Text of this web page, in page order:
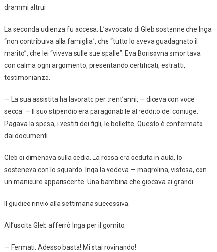
drammi altrui.
La seconda udienza fu accesa. L’avvocato di Gleb sostenne che Inga
“non contribuiva alla famiglia”, che “tutto lo aveva guadagnato il
marito”, che lei “viveva sulle sue spalle”. Eva Borisovna smontava
con calma ogni argomento, presentando certificati, estratti,
testimonianze.
— La sua assistita ha lavorato per trent’anni, — diceva con voce
secca. — Il suo stipendio era paragonabile al reddito del coniuge.
Pagava la spesa, i vestiti dei figli, le bollette. Questo è confermato
dai documenti.
Gleb si dimenava sulla sedia. La rossa era seduta in aula, lo
sosteneva con lo sguardo. Inga la vedeva — magrolina, vistosa, con
un manicure appariscente. Una bambina che giocava ai grandi.
Il giudice rinviò alla settimana successiva.
All’uscita Gleb afferrò Inga per il gomito:
— Fermati. Adesso basta! Mi stai rovinando!